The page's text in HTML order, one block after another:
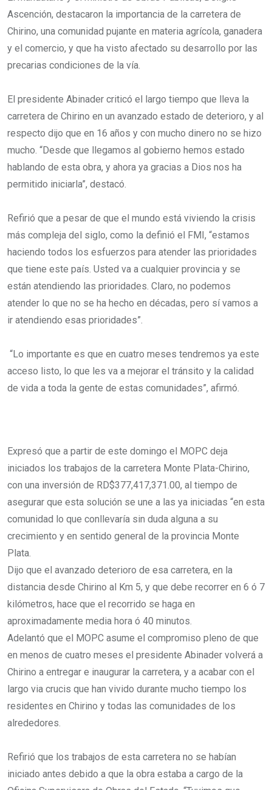
Ascención, destacaron la importancia de la carretera de
Chirino, una comunidad pujante en materia agrícola, ganadera
y el comercio, y que ha visto afectado su desarrollo por las
precarias condiciones de la vía.
El presidente Abinader criticó el largo tiempo que lleva la
carretera de Chirino en un avanzado estado de deterioro, y al
respecto dijo que en 16 años y con mucho dinero no se hizo
mucho. “Desde que llegamos al gobierno hemos estado
hablando de esta obra, y ahora ya gracias a Dios nos ha
permitido iniciarla”, destacó.
Refirió que a pesar de que el mundo está viviendo la crisis
más compleja del siglo, como la definió el FMI, “estamos
haciendo todos los esfuerzos para atender las prioridades
que tiene este país. Usted va a cualquier provincia y se
están atendiendo las prioridades. Claro, no podemos
atender lo que no se ha hecho en décadas, pero sí vamos a
ir atendiendo esas prioridades”.
“Lo importante es que en cuatro meses tendremos ya este
acceso listo, lo que les va a mejorar el tránsito y la calidad
de vida a toda la gente de estas comunidades”, afirmó.
Expresó que a partir de este domingo el MOPC deja
iniciados los trabajos de la carretera Monte Plata-Chirino,
con una inversión de RD$377,417,371.00, al tiempo de
asegurar que esta solución se une a las ya iniciadas “en esta
comunidad lo que conllevaría sin duda alguna a su
crecimiento y en sentido general de la provincia Monte
Plata.
Dijo que el avanzado deterioro de esa carretera, en la
distancia desde Chirino al Km 5, y que debe recorrer en 6 ó 7
kilómetros, hace que el recorrido se haga en
aproximadamente media hora ó 40 minutos.
Adelantó que el MOPC asume el compromiso pleno de que
en menos de cuatro meses el presidente Abinader volverá a
Chirino a entregar e inaugurar la carretera, y a acabar con el
largo via crucis que han vivido durante mucho tiempo los
residentes en Chirino y todas las comunidades de los
alrededores.
Refirió que los trabajos de esta carretera no se habían
iniciado antes debido a que la obra estaba a cargo de la